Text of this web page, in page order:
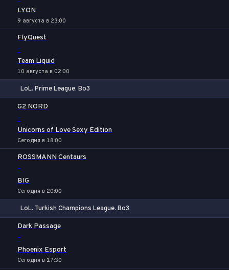
LYON
9 августа в 23:00
FlyQuest
-
Team Liquid
10 августа в 02:00
LoL. Prime League. Bo3
G2 NORD
-
Unicorns of Love Sexy Edition
Сегодня в 18:00
ROSSMANN Centaurs
-
BIG
Сегодня в 20:00
LoL. Turkish Champions League. Bo3
Dark Passage
-
Phoenix Esport
Сегодня в 17:30